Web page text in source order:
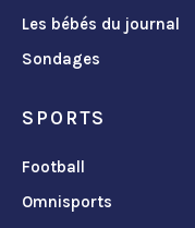
Les bébés du journal
Sondages
SPORTS
Football
Omnisports